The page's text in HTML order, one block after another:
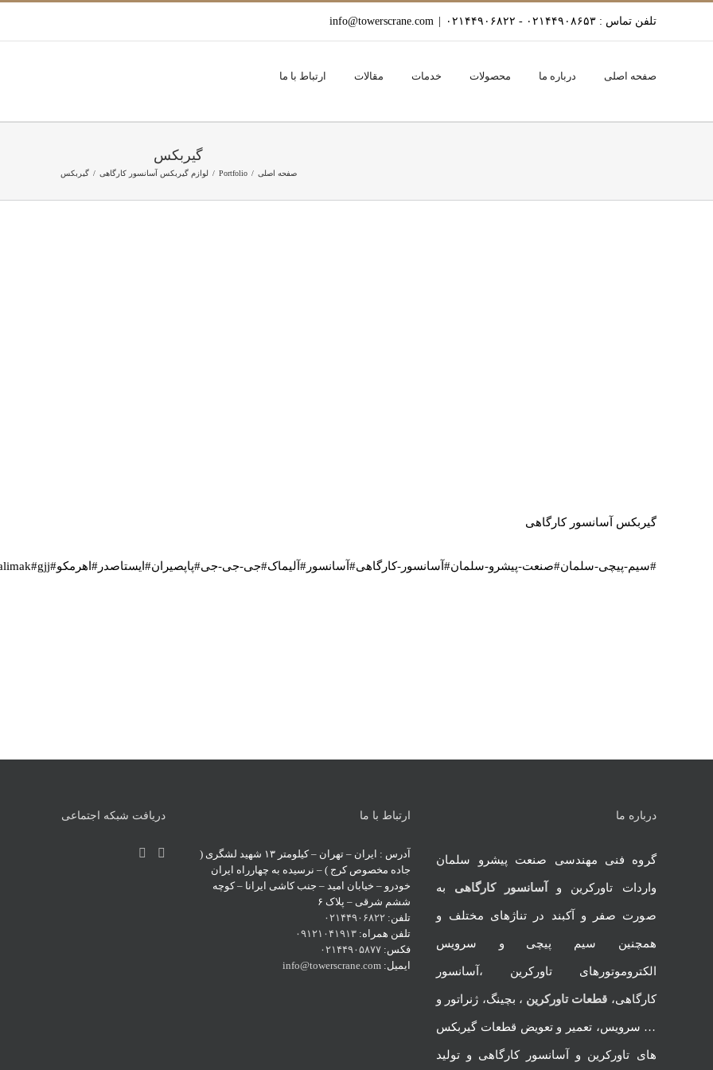
content
تلفن تماس : ۰۲۱۴۴۹۰۸۶۵۳ - ۰۲۱۴۴۹۰۶۸۲۲ info@towerscrane.com
صفحه اصلی درباره ما محصولات خدمات مقالات ارتباط با ما
گیربکس
صفحه اصلی Portfolio لوازم گیربکس آسانسور کارگاهی گیربکس
گیربکس آسانسور کارگاهی
#سیم-پیچی-سلمان#صنعت-پیشرو-سلمان#آسانسور-کارگاهی#آسانسور#آلیماک#جی-جی-جی#پاپصیران#ایستاصدر#اهرمکو#passenger-hoist#elevator#alimak#gjj
درباره ما
گروه فنی مهندسی صنعت پیشرو سلمان
واردات تاورکرین و آسانسور کارگاهی به
صورت صفر و آکبند در تناژهای مختلف و
همچنین سیم پیچی و سرویس
الکتروموتورهای تاورکرین ،آسانسور
کارگاهی، قطعات تاورکرین ، بچینگ، ژنراتور و
… سرویس، تعمیر و تعویض قطعات گیربکس
های تاورکرین و آسانسور کارگاهی و تولید
ارتباط با ما
آدرس : ایران – تهران – کیلومتر ۱۳ شهید لشگری (
جاده مخصوص کرج ) – نرسیده به چهارراه ایران
خودرو – خیابان امید – جنب کاشی ایرانا – کوچه
ششم شرقی – پلاک ۶
تلفن: ۰۲۱۴۴۹۰۶۸۲۲
تلفن همراه: ۰۹۱۲۱۰۴۱۹۱۳
فکس: ۰۲۱۴۴۹۰۵۸۷۷
ایمیل: info@towerscrane.com
دریافت شبکه اجتماعی